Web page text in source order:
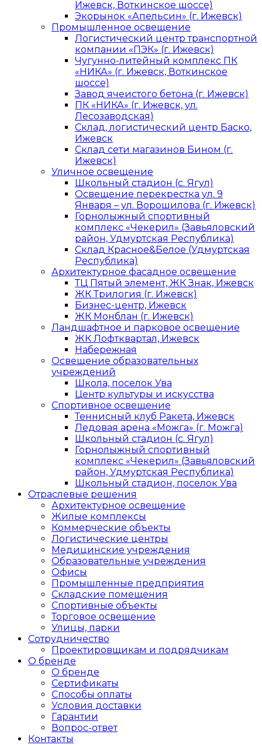
Ижевск, Воткинское шоссе)
Экорынок «Апельсин» (г. Ижевск)
Промышленное освещение
Логистический центр транспортной
компании «ПЭК» (г. Ижевск)
Чугунно-литейный комплекс ПК
«НИКА» (г. Ижевск, Воткинское
шоссе)
Завод ячеистого бетона (г. Ижевск)
ПК «НИКА» (г. Ижевск, ул.
Лесозаводская)
Склад, логистический центр Баско,
Ижевск
Склад сети магазинов Бином (г.
Ижевск)
Уличное освещение
Школьный стадион (с. Ягул)
Освещение перекрестка ул. 9
Января – ул. Ворошилова (г. Ижевск)
Горнолыжный спортивный
комплекс «Чекерил» (Завьяловский
район, Удмуртская Республика)
Склад Красное&Белое (Удмуртская
Республика)
Архитектурное фасадное освещение
ТЦ Пятый элемент, ЖК Знак, Ижевск
ЖК Трилогия (г. Ижевск)
Бизнес-центр, Ижевск
ЖК Монблан (г. Ижевск)
Ландшафтное и парковое освещение
ЖК Лофтквартал, Ижевск
Набережная
Освещение образовательных
учреждений
Школа, поселок Ува
Центр культуры и искусства
Спортивное освещение
Теннисный клуб Ракета, Ижевск
Ледовая арена «Можга» (г. Можга)
Школьный стадион (с. Ягул)
Горнолыжный спортивный
комплекс «Чекерил» (Завьяловский
район, Удмуртская Республика)
Школьный стадион, поселок Ува
Отраслевые решения
Архитектурное освещение
Жилые комплексы
Коммерческие объекты
Логистические центры
Медицинские учреждения
Образовательные учреждения
Офисы
Промышленные предприятия
Складские помещения
Спортивные объекты
Торговое освещение
Улицы, парки
Сотрудничество
Проектировщикам и подрядчикам
О бренде
О бренде
Сертификаты
Способы оплаты
Условия доставки
Гарантии
Вопрос-ответ
Контакты